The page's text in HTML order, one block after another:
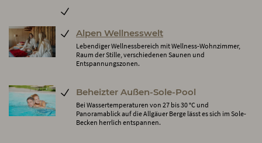
Alpen Wellnesswelt
Lebendiger Wellnessbereich mit Wellness-Wohnzimmer,
Raum der Stille, verschiedenen Saunen und
Entspannungszonen.
Beheizter Außen-Sole-Pool
Bei Wassertemperaturen von 27 bis 30 °C und
Panoramablick auf die Allgäuer Berge lässt es sich im Sole-
Becken herrlich entspannen.